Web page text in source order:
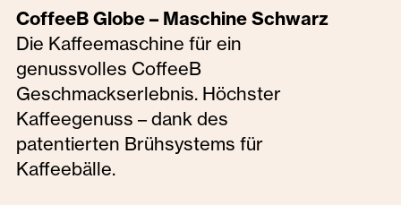
CoffeeB Globe – Maschine Schwarz
Die Kaffeemaschine für ein
genussvolles CoffeeB
Geschmackserlebnis. Höchster
Kaffeegenuss – dank des
patentierten Brühsystems für
Kaffeebälle.